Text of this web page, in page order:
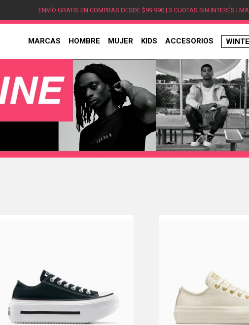
ENVÍO GRATIS EN COMPRAS DESDE $99.990 | 3 CUOTAS SIN INTERÉS |
MARCAS HOMBRE MUJER KIDS ACCESORIOS
TÉRMINOS MÁS BUSCADOS
hombre
2.
jordan
mujer
zapatillas jordan